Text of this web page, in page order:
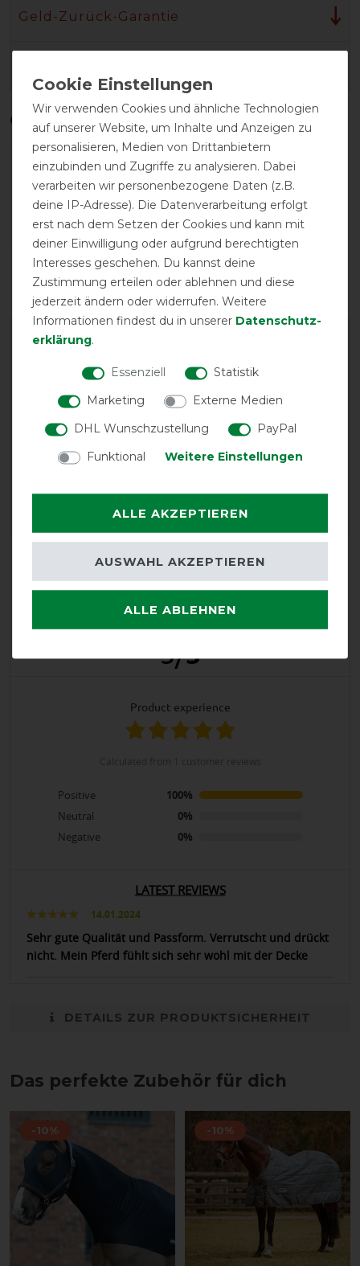
Geld-Zurück-Garantie
Qualitätsstufen
Reißfestigkeit Wasserdichtigkeit
EXCELLENT
Maroon/Grey/White
Product Reviews
1
Product Rating
5/5
product experience
Positive
100%
Neutral
0%
Negative
0%
LATEST REVIEWS
14.01.2024
Sehr gute Qualität und Passform. Verrutscht und drückt
nicht. Mein Pferd fühlt sich sehr wohl mit der Decke
DETAILS ZUR PRODUKTSICHERHEIT
Das perfekte Zubehör für dich
-10% -10%
Wir verwenden Cookies und ähnliche Technologien
auf unserer Website, um Inhalte und Anzeigen zu
personalisieren, Medien von Drittanbietern
einzubinden und Zugriffe zu analysieren. Dabei
verarbeiten wir personenbezogene Daten (z.B.
deine IP-Adresse). Die Datenverarbeitung erfolgt
erst nach dem Setzen der Cookies und kann mit
deiner Einwilligung oder aufgrund berechtigten
Interesses geschehen. Du kannst deine
Zustimmung erteilen oder ablehnen und diese
jederzeit ändern oder widerrufen. Weitere
Informationen findest du in unserer Daten­schutz­
erklärung.
Essenziell
Statistik
Marketing
Externe Medien
DHL Wunschzustellung
PayPal
Funktional
Weitere Einstellungen
ALLE AKZEPTIEREN
ALLE ABLEHNEN
AUSWAHL AKZEPTIEREN